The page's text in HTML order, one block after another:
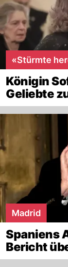
«Stürmte
Königin
Geliebte
Madrid
Spaniens
Bericht